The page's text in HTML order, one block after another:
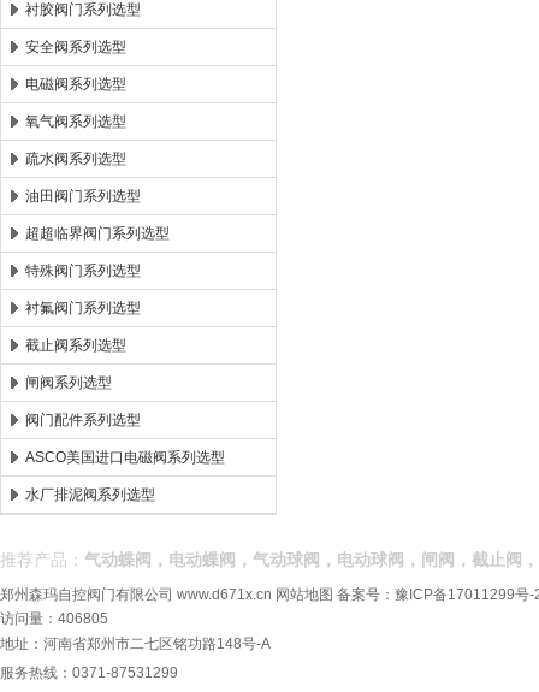
衬胶阀门系列选型
安全阀系列选型
电磁阀系列选型
氧气阀系列选型
疏水阀系列选型
油田阀门系列选型
超超临界阀门系列选型
特殊阀门系列选型
衬氟阀门系列选型
截止阀系列选型
闸阀系列选型
阀门配件系列选型
ASCO美国进口电磁阀系列选型
水厂排泥阀系列选型
推荐产品： 气动蝶阀，电动蝶阀，气动球阀，电动球阀，闸阀，截止阀
郑州森玛自控阀门有限公司 www.d671x.cn 网站地图 备案号： 豫ICP备17011299号-
访问量：406805
地址：河南省郑州市二七区铭功路148号-A
服务热线：0371-87531299